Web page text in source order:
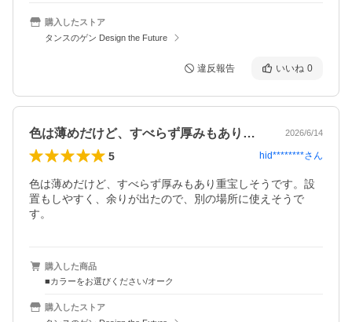
購入したストア
タンスのゲン Design the Future
違反報告 いいね 0
色は薄めだけど、すべらず厚みもあり重宝… 2026/6/14
5 hid********さん
色は薄めだけど、すべらず厚みもあり重宝しそうです。設
置もしやすく、余りが出たので、別の場所に使えそうで
す。
購入した商品
■カラーをお選びください/オーク
購入したストア